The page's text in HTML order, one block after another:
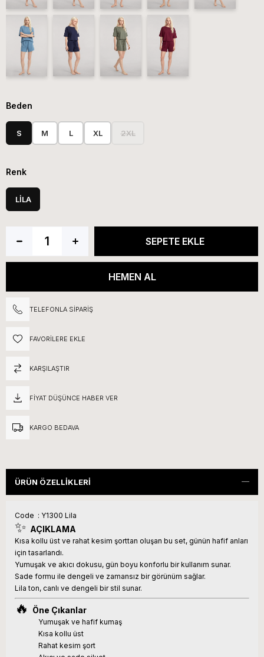
Beden
S M L XL 2XL
Renk
LİLA
TELEFONLA SIPARIŞ
FAVORILERE EKLE
KARŞILAŞTIR
FIYAT DÜŞÜNCE HABER VER
KARGO BEDAVA
ÜRÜN ÖZELLIKLERI
Code : Y1300 Lila
✨ AÇIKLAMA
Kısa kollu üst ve rahat kesim şorttan oluşan bu set, günün hafif anları
için tasarlandı.
Yumuşak ve akıcı dokusu, gün boyu konforlu bir kullanım sunar.
Sade formu ile dengeli ve zamansız bir görünüm sağlar.
Lila ton, canlı ve dengeli bir stil sunar.
🔥 Öne Çıkanlar
Yumuşak ve hafif kumaş
Kısa kollu üst
Rahat kesim şort